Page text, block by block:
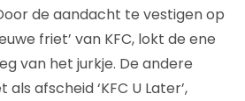
de aandacht te vestigen op
friet’ van KFC, lokt de ene
van het jurkje. De andere
afscheid ‘KFC U Later’,